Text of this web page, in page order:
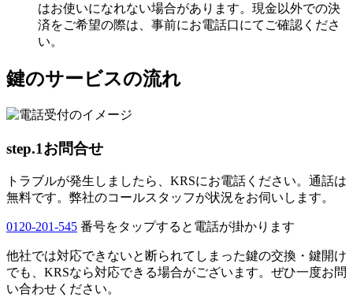
はお使いになれない場合があります。現金以外での決
済をご希望の際は、事前にお電話口にてご確認くださ
い。
鍵のサービスの流れ
step.1お問合せ
トラブルが発生しましたら、KRSにお電話ください。通話は
無料です。弊社のコールスタッフが状況をお伺いします。
0120-201-545 番号をタップすると電話が掛かります
他社では対応できないと断られてしまった鍵の交換・鍵開け
でも、KRSなら対応できる場合がございます。ぜひ一度お問
い合わせください。